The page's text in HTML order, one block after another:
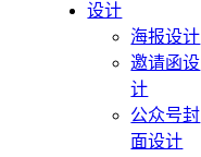
设计
海报设计
邀请函设
计
公众号封
面设计